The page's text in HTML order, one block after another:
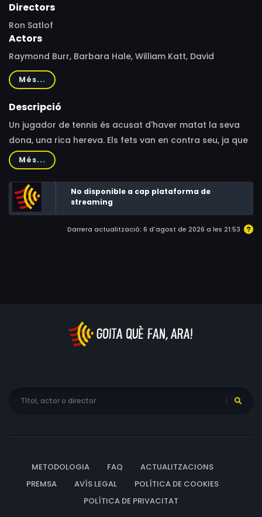
Directors
Ron Satlof
Actors
Raymond Burr, Barbara Hale, William Katt, David
Hasselhoff, John Beck, John Ireland, Doran Clark,
George DelHoyo, Audra Lindley, David Ogden Stiers,
Terrence Evans, Wendy MacDonald, Liane Langland,
Michael Flynn, Carl Morrow, David Watson, Michael
Preston
Més...
Descripció
Un jugador de tennis és acusat d'haver matat la seva
dona, una rica hereva. Els fets van en contra seu, ja que
va ser vist als braços de la seva antiga xicota la nit
abans de l'assassinat. Aquest és un cas de Perry Mason.
Més...
No disponible a cap plataforma de
streaming
Darrera actualització: 6 d'agost de 2026 a les 21:53
METODOLOGIA FAQ
ACTUALITZACIONS
PREMSA
AVÍS LEGAL
POLÍTICA DE COOKIES
POLÍTICA DE PRIVACITAT